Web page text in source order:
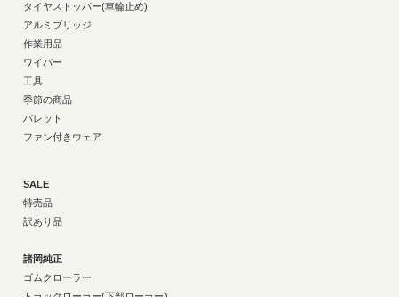
タイヤストッパー(車輪止め)
アルミブリッジ
作業用品
ワイパー
工具
季節の商品
パレット
ファン付きウェア
SALE
特売品
訳あり品
諸岡純正
ゴムクローラー